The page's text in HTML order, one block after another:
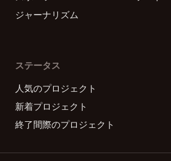
ジャーナリズム
ステータス
人気のプロジェクト
新着プロジェクト
終了間際のプロジェクト